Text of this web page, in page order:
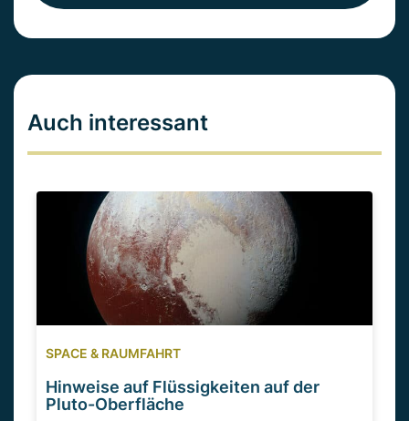
Auch interessant
SPACE & RAUMFAHRT
Hinweise auf Flüssigkeiten auf der
Pluto-Oberfläche